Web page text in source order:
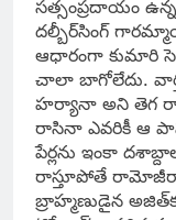
సత్సంప్రదాయం
దల్బీర్‌సింగ్‌
ఆధారంగా కుమారి
చాలా బాగోలేదు.
హర్యానా అని తెగ
రాసినా ఎవరికీ ఆ
పేర్లను ఇంకా
రాస్తూపోతే
బ్రాహ్మణుడైన